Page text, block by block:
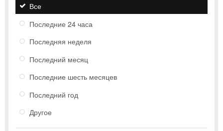
Все
Последние 24 часа
Последняя неделя
Последний месяц
Последние шесть месяцев
Последний год
Другое